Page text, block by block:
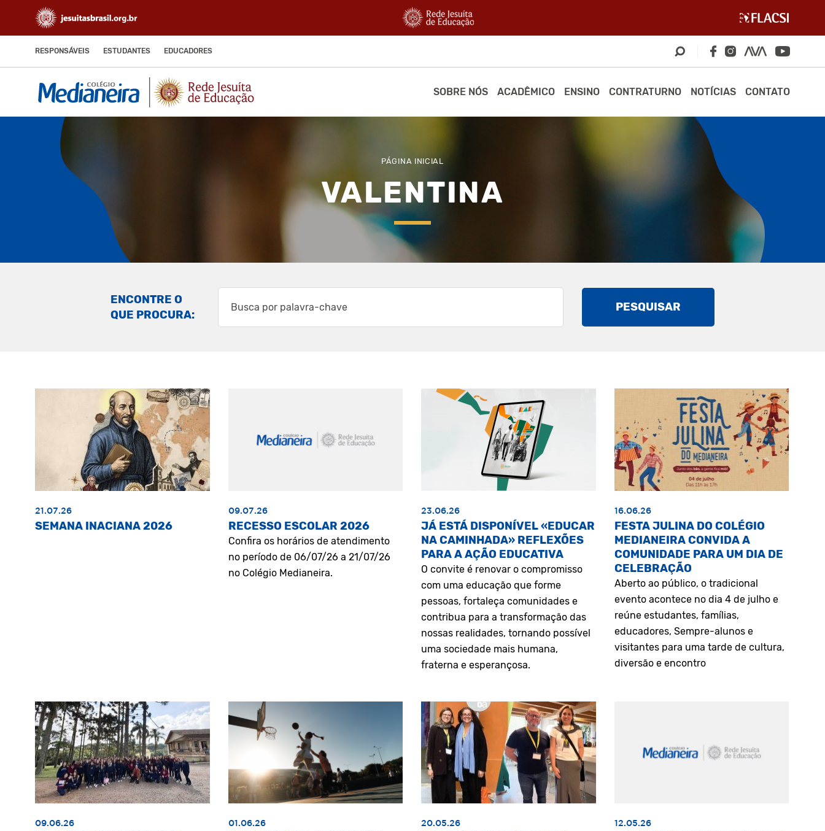
RESPONSÁVEIS ESTUDANTES EDUCADORES
SOBRE NÓS ACADÊMICO ENSINO CONTRATURNO NOTÍCIAS CONTATO
PÁGINA INICIAL
VALENTINA
ENCONTRE O
QUE PROCURA:
PESQUISAR
21.07.26
SEMANA INACIANA 2026
09.07.26
RECESSO ESCOLAR 2026
Confira os horários de atendimento
no período de 06/07/26 a 21/07/26
no Colégio Medianeira.
23.06.26
JÁ ESTÁ DISPONÍVEL «EDUCAR
NA CAMINHADA» REFLEXÕES
PARA A AÇÃO EDUCATIVA
O convite é renovar o compromisso
com uma educação que forme
pessoas, fortaleça comunidades e
contribua para a transformação das
nossas realidades, tornando possível
uma sociedade mais humana,
fraterna e esperançosa.
16.06.26
FESTA JULINA DO COLÉGIO
MEDIANEIRA CONVIDA A
COMUNIDADE PARA UM DIA DE
CELEBRAÇÃO
Aberto ao público, o tradicional
evento acontece no dia 4 de julho e
reúne estudantes, famílias,
educadores, Sempre-alunos e
visitantes para uma tarde de cultura,
diversão e encontro
09.06.26 01.06.26 20.05.26 12.05.26